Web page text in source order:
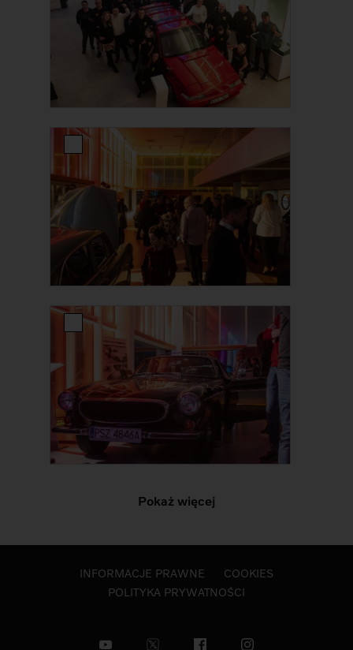
Pokaż więcej
INFORMACJE PRAWNE
COOKIES
POLITYKA PRYWATNOŚCI